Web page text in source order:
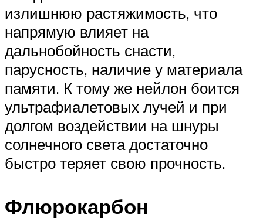
излишнюю растяжимость, что
напрямую влияет на
дальнобойность снасти,
парусность, наличие у материала
памяти. К тому же нейлон боится
ультрафиалетовых лучей и при
долгом воздействии на шнуры
солнечного света достаточно
быстро теряет свою прочность.
Флюрокарбон